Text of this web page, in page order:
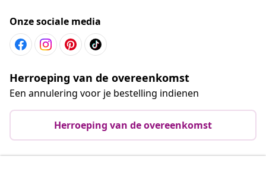
Onze sociale media
Herroeping van de overeenkomst
Een annulering voor je bestelling indienen
Herroeping van de overeenkomst